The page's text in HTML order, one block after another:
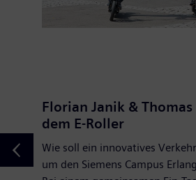
Florian Janik &
dem E-Roller
Wie soll ein innovatives
um den Siemens Campus